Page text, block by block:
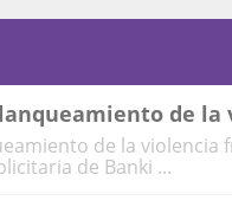
de
de la violencia
de Banki ...